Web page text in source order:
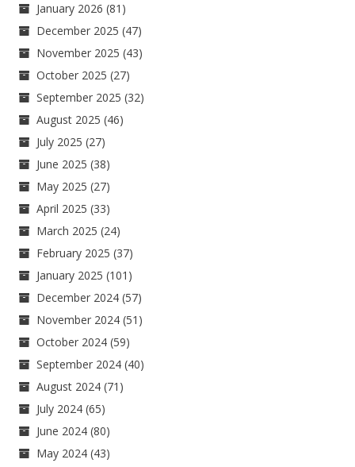
January 2026 (81)
December 2025 (47)
November 2025 (43)
October 2025 (27)
September 2025 (32)
August 2025 (46)
July 2025 (27)
June 2025 (38)
May 2025 (27)
April 2025 (33)
March 2025 (24)
February 2025 (37)
January 2025 (101)
December 2024 (57)
November 2024 (51)
October 2024 (59)
September 2024 (40)
August 2024 (71)
July 2024 (65)
June 2024 (80)
May 2024 (43)